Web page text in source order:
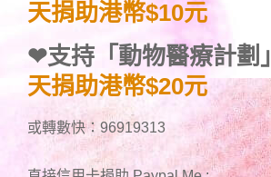
天捐助港幣$10元
❤支持「動物醫療計劃」
天捐助港幣$20元
或轉數快：96919313